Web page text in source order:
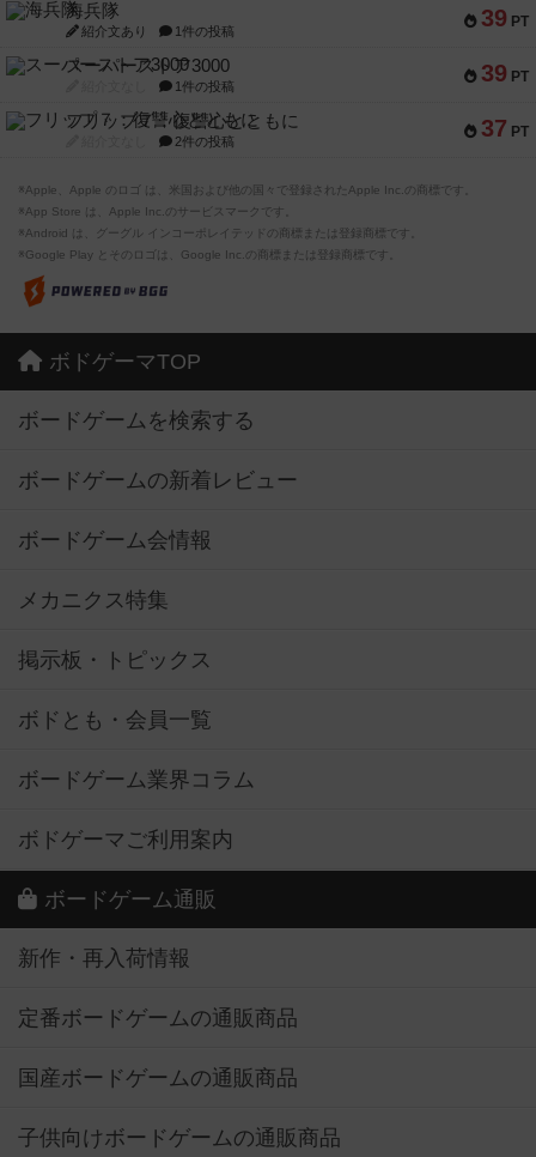
39 PT
海兵隊
紹介文あり 1件の投稿
39 PT
スーパーストア3000
1件の投稿
37 PT
フリップ７：復讐心とともに
2件の投稿
※Apple、Apple のロゴ は、米国および他の国々で登録されたApple Inc.の商標です。
※App Store は、Apple Inc.のサービスマークです。
※Android は、グーグル インコーポレイテッドの商標または登録商標です。
※Google Play とそのロゴは、Google Inc.の商標または登録商標です。
ボドゲーマTOP
ボードゲームを検索する
ボードゲームの新着レビュー
ボードゲーム会情報
メカニクス特集
掲示板・トピックス
ボドとも・会員一覧
ボードゲーム業界コラム
ボドゲーマご利用案内
ボードゲーム通販
新作・再入荷情報
定番ボードゲームの通販商品
国産ボードゲームの通販商品
子供向けボードゲームの通販商品